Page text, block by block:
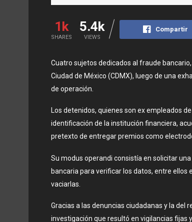
1k
SHARES
5.4k
VIEWS
Compartir
Cuatro sujetos dedicados al fraude
Ciudad de México (CDMX), luego de una
de operación.
Los detenidos, quienes son ex empleados
identificación de la institución financiera,
pretexto de entregar premios como
Su modus operandi consistía en solicitar
bancaria para verificar los datos, entre
vaciarlas.
Gracias a las denuncias ciudadanas y la del
investigación que resultó en vigilancias fijas